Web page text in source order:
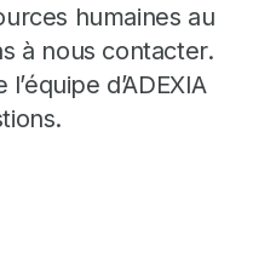
humaines au
à nous contacter.
d’ADEXIA